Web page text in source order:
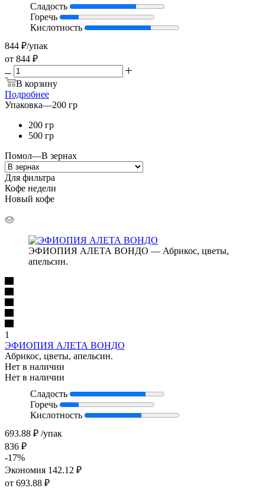
Сладость
Горечь
Кислотность
844 ₽/упак
от 844 ₽
В корзину
Подробнее
Упаковка—200 гр
200 гр
500 гр
Помол—В зернах
Для фильтра
Кофе недели
Новый кофе
ЭФИОПИЯ АЛЕТА ВОНДО — Абрикос, цветы,
апельсин.
1
ЭФИОПИЯ АЛЕТА ВОНДО
Абрикос, цветы, апельсин.
Нет в наличии
Нет в наличии
Сладость
Горечь
Кислотность
693.88 ₽ /упак
836 ₽
-17%
Экономия 142.12 ₽
от 693.88 ₽